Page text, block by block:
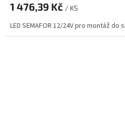
1 476,39 Kč / KS
LED SEMAFOR 12/24V pro montáž do